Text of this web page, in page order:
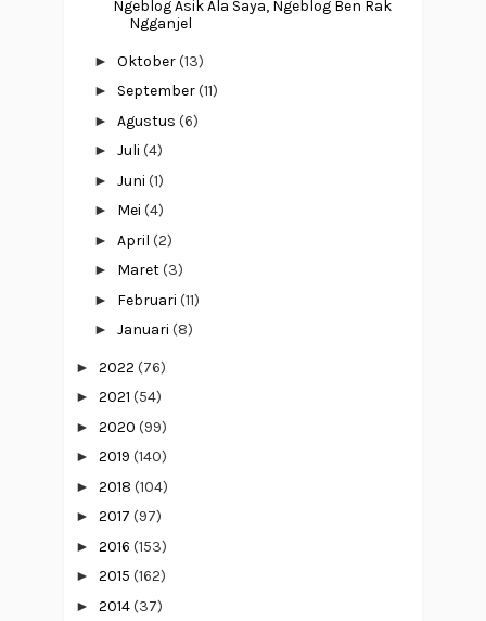
Ngeblog Asik Ala Saya, Ngeblog Ben Rak
Ngganjel
► Oktober(13)
► September(11)
► Agustus (6)
► Juli (4)
► Juni (1)
► Mei (4)
► April (2)
► Maret(3)
► Februari (11)
► Januari (8)
► 2022 (76)
► 2021 (54)
► 2020 (99)
► 2019 (140)
► 2018 (104)
► 2017 (97)
► 2016 (153)
► 2015 (162)
► 2014(37)